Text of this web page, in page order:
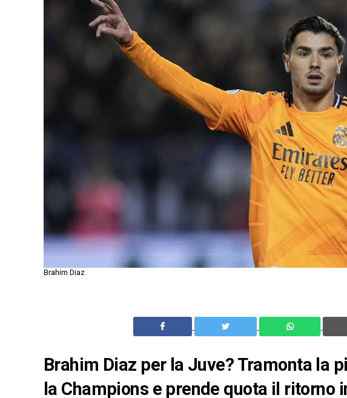
Brahim Diaz
Brahim Diaz per la Juve? Tramonta la
la Champions e prende quota il ritorno